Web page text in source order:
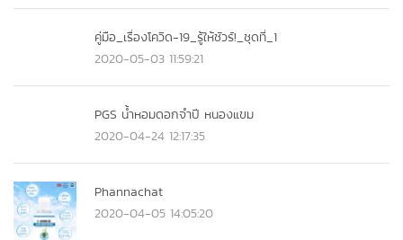
คู่มือ_เรื่องโควิด-19_รู้ให้ชัวร์!_ชุดที่_1
2020-05-03 11:59:21
PGS น้ำหอมดอกจำปี หนองแขม
2020-04-24 12:17:35
Phannachat
2020-04-05 14:05:20